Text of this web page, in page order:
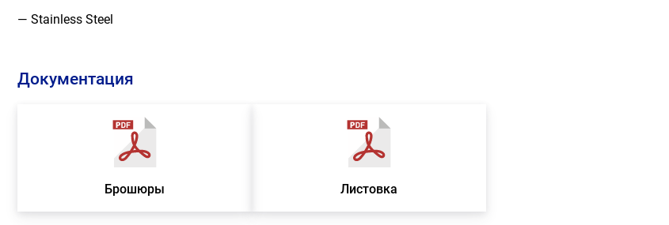
— Stainless Steel
Документация
Брошюры Листовка